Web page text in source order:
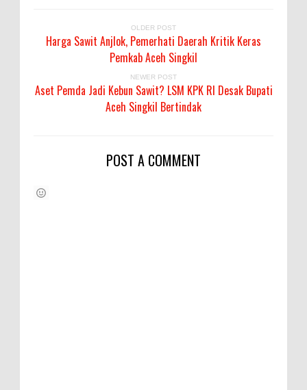
OLDER POST
Harga Sawit Anjlok, Pemerhati Daerah Kritik Keras
Pemkab Aceh Singkil
NEWER POST
Aset Pemda Jadi Kebun Sawit? LSM KPK RI Desak Bupati
Aceh Singkil Bertindak
POST A COMMENT